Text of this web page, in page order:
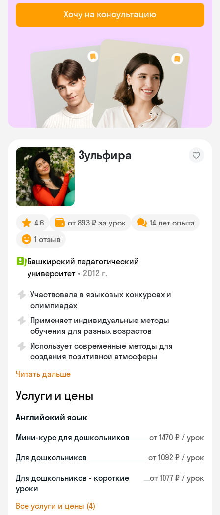
Хочу на консультацию
Зульфира
4.6 от 893 ₽ за урок
14 лет опыта
1 отзыв
Башкирский педагогический
университет • 2012 г.
Участвовала в языковых конкурсах и
олимпиадах
Применяет индивидуальные методы
обучения для разных возрастов
Использует современные методы для
создания позитивной атмосферы
Читать дальше
Услуги и цены
Английский язык
Мини-курс для дошкольников от 1470 ₽ / урок
Для дошкольников от 1092 ₽ / урок
Для дошкольников - короткие
уроки
от 1077 ₽ / урок
Все услуги и цены (4)